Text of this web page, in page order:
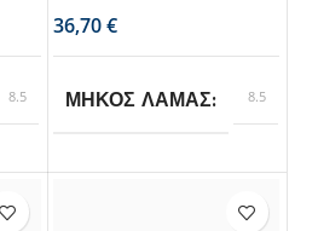
8.5
€
ΜΗΚΟΣ ΛΑΜΑΣ 8.5